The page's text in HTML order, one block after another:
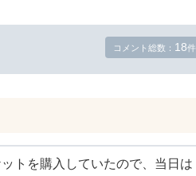
コメント総数： 18件
トを購入していたので、当日は